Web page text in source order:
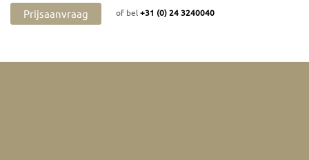
Prijsaanvraag of bel+31 (0) 24 3240040